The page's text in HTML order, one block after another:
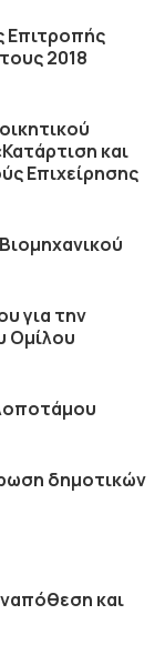
Επιτροπής
2018
και
Επιχείρησης
για την
Ομίλου
δημοτικών
και